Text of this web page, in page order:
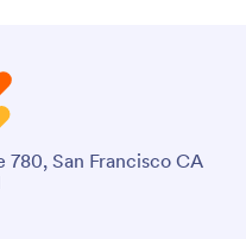
San Francisco CA